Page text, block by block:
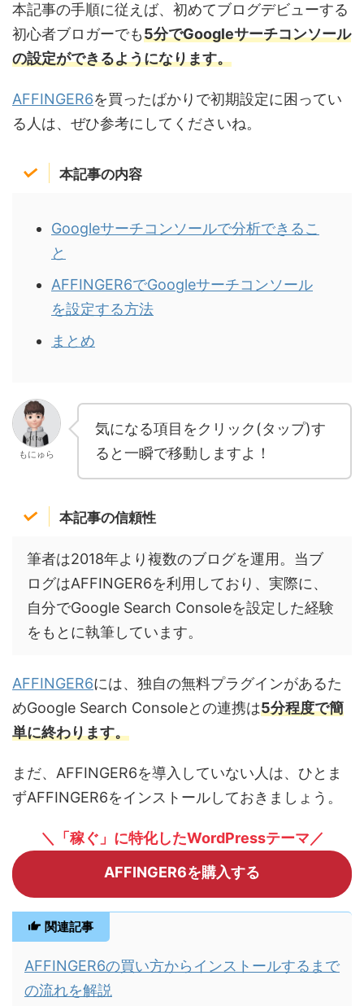
本記事の手順に従えば、初めてブログデビューする
初心者ブロガーでも5分でGoogleサーチコンソール
の設定ができるようになります。
AFFINGER6を買ったばかりで初期設定に困ってい
る人は、ぜひ参考にしてくださいね。
本記事の内容
Googleサーチコンソールで分析できるこ
と
AFFINGER6でGoogleサーチコンソール
を設定する方法
まとめ
もにゅら
気になる項目をクリック(タップ)す
ると一瞬で移動しますよ！
本記事の信頼性
筆者は2018年より複数のブログを運用。当ブ
ログはAFFINGER6を利用しており、実際に、
自分でGoogle Search Consoleを設定した経験
をもとに執筆しています。
AFFINGER6には、独自の無料プラグインがあるた
めGoogle Search Consoleとの連携は5分程度で簡
単に終わります。
まだ、AFFINGER6を導入していない人は、ひとま
ずAFFINGER6をインストールしておきましょう。
＼「稼ぐ」に特化したWordPressテーマ／
AFFINGER6を購入する
関連記事
AFFINGER6の買い方からインストールするまで
の流れを解説